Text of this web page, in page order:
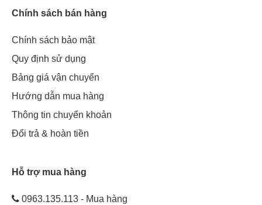
Chính sách bán hàng
Chính sách bảo mật
Quy định sử dụng
Bảng giá vận chuyển
Hướng dẫn mua hàng
Thông tin chuyển khoản
Đổi trả & hoàn tiền
Hỗ trợ mua hàng
0963.135.113 - Mua hàng